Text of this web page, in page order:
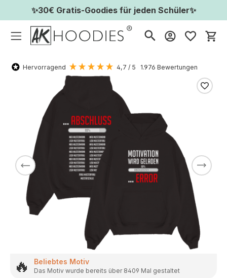
✨30€ Gratis-Goodies für jeden Schüler✨
Hervorragend 4,7 / 5 1.976 Bewertungen
🔥 Beliebtes Motiv
Das Motiv wurde bereits über 8409 Mal gestaltet